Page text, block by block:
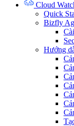
Cloud
Quick
Bizfly
Hướng